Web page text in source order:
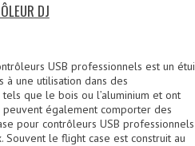
DJ
USB professionnels est un étui
une utilisation dans des
que le bois ou l’aluminium et ont
également comporter des
pour contrôleurs USB professionnels
le flight case est construit au